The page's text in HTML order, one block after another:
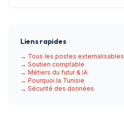
Liens rapides
→ Tous les postes externalisables
→ Soutien comptable
→ Métiers du futur & IA
→ Pourquoi la Tunisie
→ Sécurité des données